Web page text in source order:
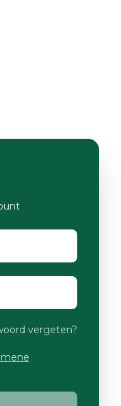
vergeten?